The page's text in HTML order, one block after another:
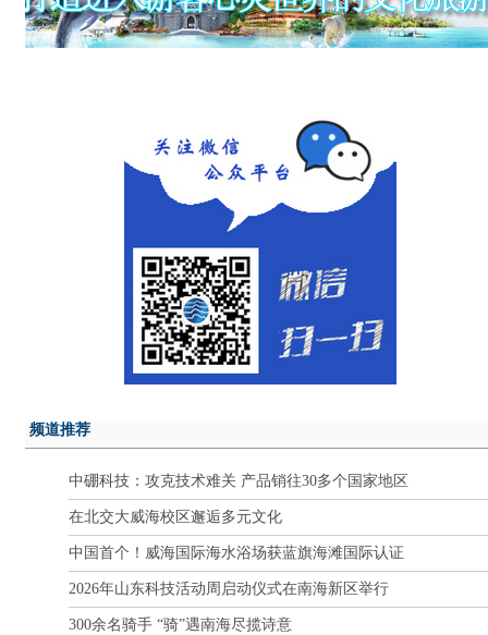
频道推荐
中硼科技：攻克技术难关 产品销往30多个国家地区
在北交大威海校区邂逅多元文化
中国首个！威海国际海水浴场获蓝旗海滩国际认证
2026年山东科技活动周启动仪式在南海新区举行
300余名骑手 “骑”遇南海尽揽诗意